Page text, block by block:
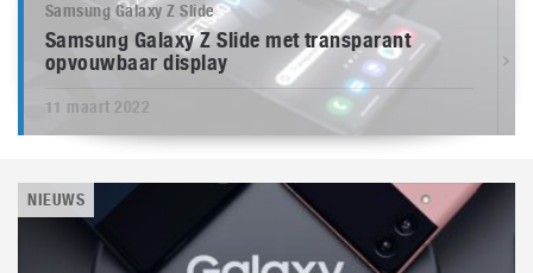
Samsung Galaxy Z Slide
Samsung Galaxy Z Slide met transparant
opvouwbaar display
11 maart 2022
NIEUWS